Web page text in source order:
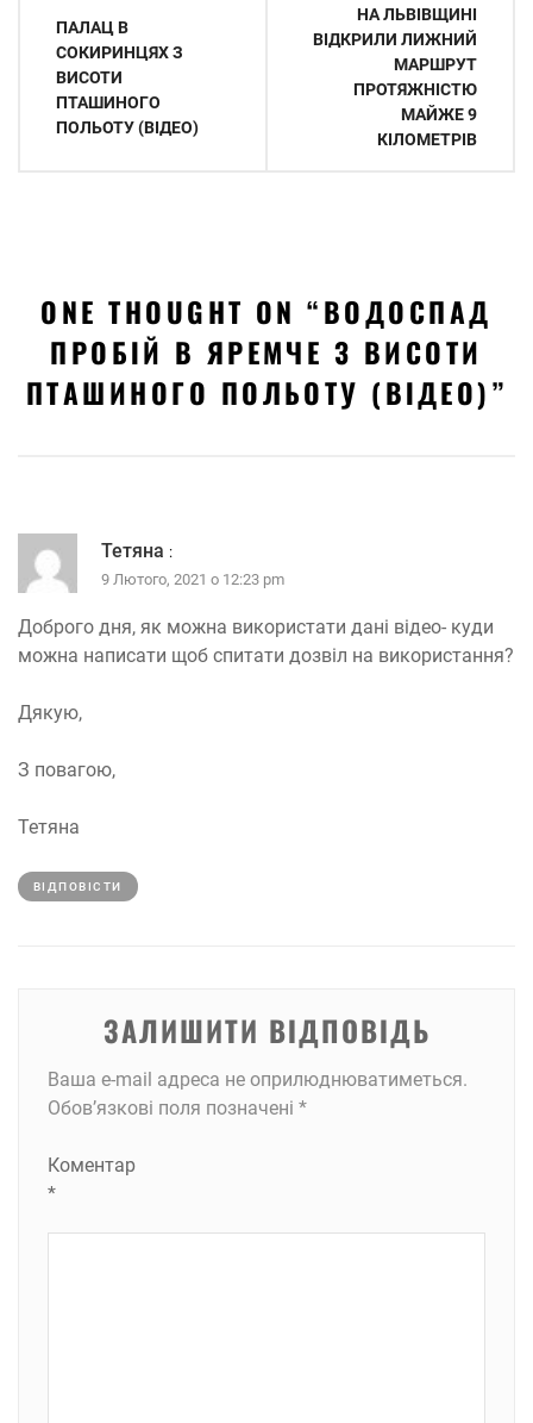
записів
ПАЛАЦ В
СОКИРИНЦЯХ З
ВИСОТИ
ПТАШИНОГО
ПОЛЬОТУ (ВІДЕО)
НА ЛЬВІВЩИНІ
ВІДКРИЛИ ЛИЖНИЙ
МАРШРУТ
ПРОТЯЖНІСТЮ
МАЙЖЕ 9
КІЛОМЕТРІВ
ONE THOUGHT ON “ВОДОСПАД
ПРОБІЙ В ЯРЕМЧЕ З ВИСОТИ
ПТАШИНОГО ПОЛЬОТУ (ВІДЕО)”
Тетяна :
9 Лютого, 2021 о 12:23 pm
Доброго дня, як можна використати дані відео- куди
можна написати щоб спитати дозвіл на використання?
Дякую,
З повагою,
Тетяна
ВІДПОВІCТИ
ЗАЛИШИТИ ВІДПОВІДЬ
Ваша e-mail адреса не оприлюднюватиметься.
Обов’язкові поля позначені *
Коментар
*